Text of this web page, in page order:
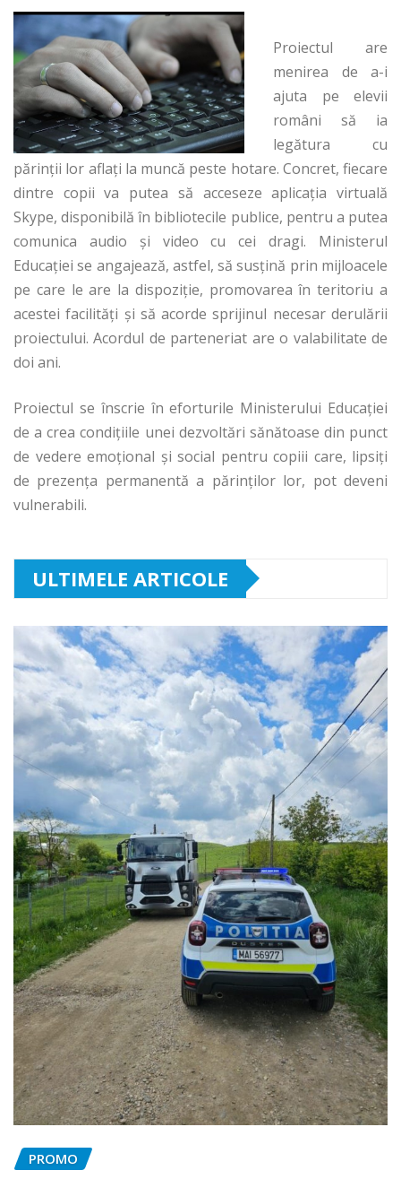
Proiectul are
menirea de a-i
ajuta pe elevii
români să ia
legătura cu
părinţii lor aflaţi la muncă peste hotare. Concret, fiecare
dintre copii va putea să acceseze aplicaţia virtuală
Skype, disponibilă în bibliotecile publice, pentru a putea
comunica audio şi video cu cei dragi. Ministerul
Educaţiei se angajează, astfel, să susţină prin mijloacele
pe care le are la dispoziţie, promovarea în teritoriu a
acestei facilităţi şi să acorde sprijinul necesar derulării
proiectului. Acordul de parteneriat are o valabilitate de
doi ani.
Proiectul se înscrie în eforturile Ministerului Educaţiei
de a crea condiţiile unei dezvoltări sănătoase din punct
de vedere emoţional şi social pentru copiii care, lipsiţi
de prezenţa permanentă a părinţilor lor, pot deveni
vulnerabili.
ULTIMELE ARTICOLE
PROMO